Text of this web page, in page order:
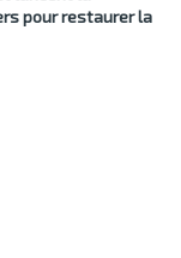
pour restaurer la